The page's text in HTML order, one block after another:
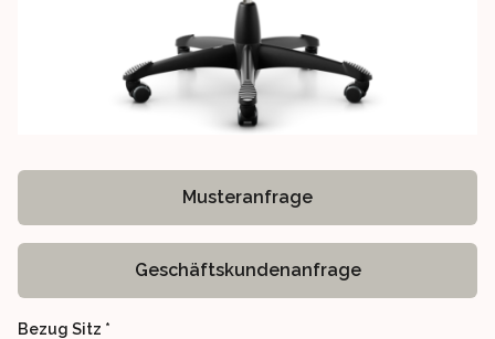
Musteranfrage
Geschäftskundenanfrage
Bezug Sitz *